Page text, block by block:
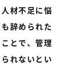
材不足に悩
辞められた
とで、管理
れないとい